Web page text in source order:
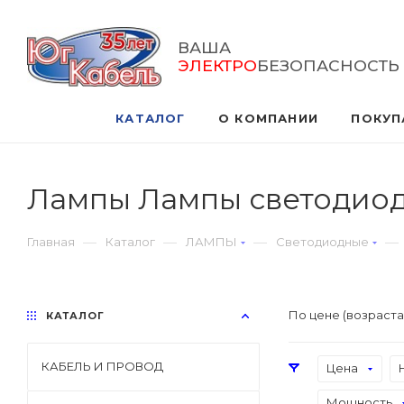
ВАША
ЭЛЕКТРОБЕЗОПАСНОСТЬ
КАТАЛОГ О КОМПАНИИ
Лампы Лампы
Главная — Каталог — ЛАМПЫ — Светодиодные —
По цене
Цена
КАТАЛОГ
КАБЕЛЬ И ПРОВОД